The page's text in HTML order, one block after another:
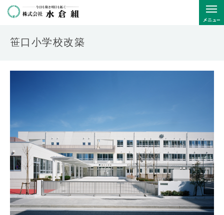
笹口小学校改築